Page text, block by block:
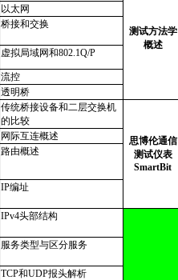
测试方法学
概述
以太网
桥接和交换
虚拟局域网和802.1Q/P
流控
透明桥
传统桥接设备和二层交换机
的比较
思博伦通信
测试仪表
SmartBit
网际互连概述
路由概述
IP编址
IPv4头部结构
服务类型与区分服务
TCP和UDP报头解析